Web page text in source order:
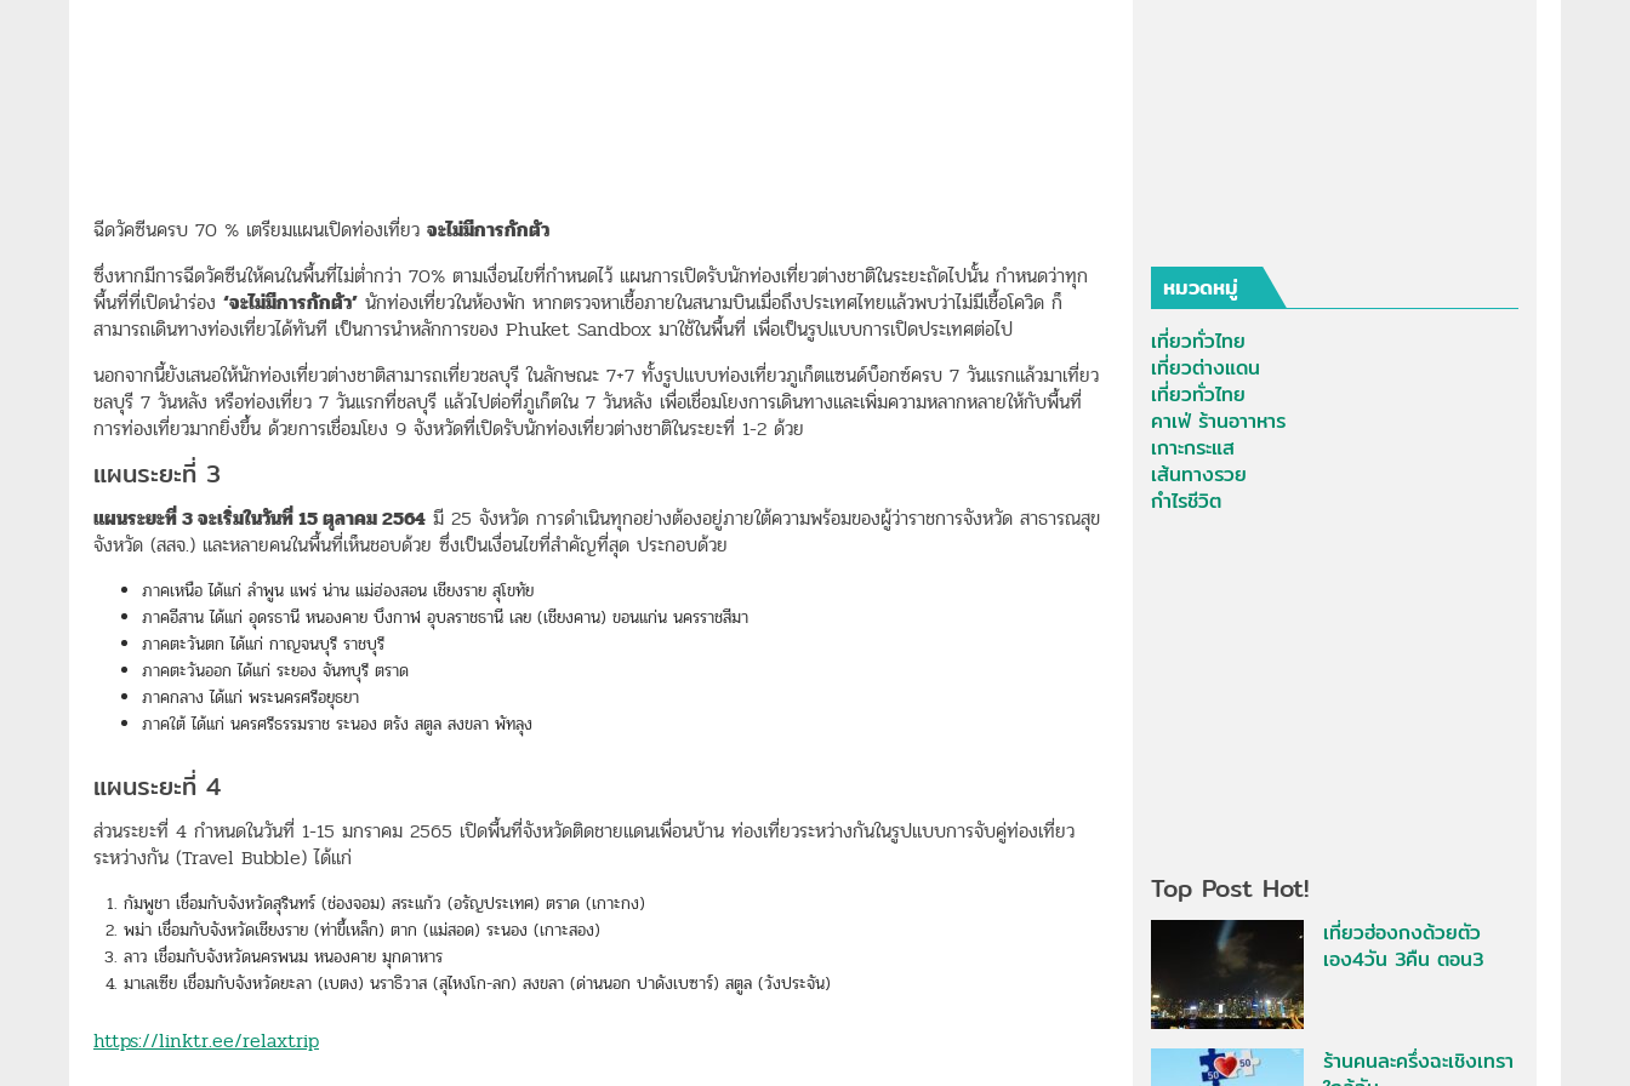
ฉีดวัคซีนครบ 70 % เตรียมแผนเปิดท่องเที่ยว จะไม่มีการกักตัว
ซึ่งหากมีการฉีดวัคซีนให้คนในพื้นที่ไม่ต่ำกว่า 70% ตามเงื่อนไขที่กำหนดไว้ แผนการเปิดรับนักท่องเที่ยวต่างชาติในระยะถัดไปนั้น กำหนดว่าทุก
พื้นที่ที่เปิดนำร่อง ‘จะไม่มีการกักตัว’ นักท่องเที่ยวในห้องพัก หากตรวจหาเชื้อภายในสนามบินเมื่อถึงประเทศไทยแล้วพบว่าไม่มีเชื้อโควิด ก็
สามารถเดินทางท่องเที่ยวได้ทันที เป็นการนำหลักการของ Phuket Sandbox มาใช้ในพื้นที่ เพื่อเป็นรูปแบบการเปิดประเทศต่อไป
นอกจากนี้ยังเสนอให้นักท่องเที่ยวต่างชาติสามารถเที่ยวชลบุรี ในลักษณะ 7+7 ทั้งรูปแบบท่องเที่ยวภูเก็ตแซนด์บ็อกซ์ครบ 7 วันแรกแล้วมาเที่ยว
ชลบุรี 7 วันหลัง หรือท่องเที่ยว 7 วันแรกที่ชลบุรี แล้วไปต่อที่ภูเก็ตใน 7 วันหลัง เพื่อเชื่อมโยงการเดินทางและเพิ่มความหลากหลายให้กับพื้นที่
การท่องเที่ยวมากยิ่งขึ้น ด้วยการเชื่อมโยง 9 จังหวัดที่เปิดรับนักท่องเที่ยวต่างชาติในระยะที่ 1-2 ด้วย
แผนระยะที่ 3
แผนระยะที่ 3 จะเริ่มในวันที่ 15 ตุลาคม 2564 มี 25 จังหวัด การดำเนินทุกอย่างต้องอยู่ภายใต้ความพร้อมของผู้ว่าราชการจังหวัด สาธารณสุข
จังหวัด (สสจ.) และหลายคนในพื้นที่เห็นชอบด้วย ซึ่งเป็นเงื่อนไขที่สำคัญที่สุด ประกอบด้วย
ภาคเหนือ ได้แก่ ลำพูน แพร่ น่าน แม่ฮ่องสอน เชียงราย สุโขทัย
ภาคอีสาน ได้แก่ อุดรธานี หนองคาย บึงกาฬ อุบลราชธานี เลย (เชียงคาน) ขอนแก่น นครราชสีมา
ภาคตะวันตก ได้แก่ กาญจนบุรี ราชบุรี
ภาคตะวันออก ได้แก่ ระยอง จันทบุรี ตราด
ภาคกลาง ได้แก่ พระนครศรีอยุธยา
ภาคใต้ ได้แก่ นครศรีธรรมราช ระนอง ตรัง สตูล สงขลา พัทลุง
แผนระยะที่ 4
ส่วนระยะที่ 4 กำหนดในวันที่ 1-15 มกราคม 2565 เปิดพื้นที่จังหวัดติดชายแดนเพื่อนบ้าน ท่องเที่ยวระหว่างกันในรูปแบบการจับคู่ท่องเที่ยว
ระหว่างกัน (Travel Bubble) ได้แก่
กัมพูชา เชื่อมกับจังหวัดสุรินทร์ (ช่องจอม) สระแก้ว (อรัญประเทศ) ตราด (เกาะกง)
พม่า เชื่อมกับจังหวัดเชียงราย (ท่าขี้เหล็ก) ตาก (แม่สอด) ระนอง (เกาะสอง)
ลาว เชื่อมกับจังหวัดนครพนม หนองคาย มุกดาหาร
มาเลเซีย เชื่อมกับจังหวัดยะลา (เบตง) นราธิวาส (สุไหงโก-ลก) สงขลา (ด่านนอก ปาดังเบซาร์) สตูล (วังประจัน)
https://linktr.ee/relaxtrip
หมวดหมู่
เที่ยวทั่วไทย
เที่ยวต่างแดน
เที่ยวทั่วไทย
คาเฟ่ ร้านอาาหาร
เกาะกระแส
เส้นทางรวย
กำไรชีวิต
Top Post Hot!
เที่ยวฮ่องกงด้วยตัว
เอง4วัน 3คืน ตอน3
ร้านคนละครึ่งฉะเชิงเทรา